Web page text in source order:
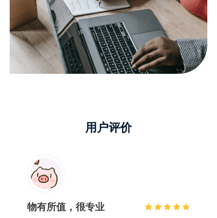
用户评价
物有所值，很专业
这么多的数据恢复，速度还